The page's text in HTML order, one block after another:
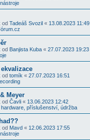
od Tadeáš Svozil « 13.08.2023 11:49
od Banjista Kuba « 27.07.2023 19:23
od tomík « 27.07.2023 16:51
Meyer
od Čavli « 13.06.2023 12:42
příslušenství, údržba
od Mavd « 12.06.2023 17:55